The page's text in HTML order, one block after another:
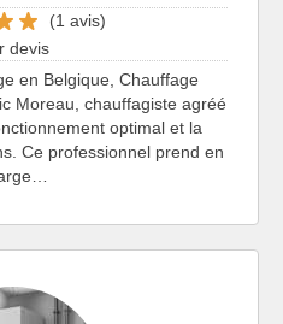
(1 avis)
devis
en Belgique, Chauffage
Moreau, chauffagiste agréé
optimal et la
Ce professionnel prend en